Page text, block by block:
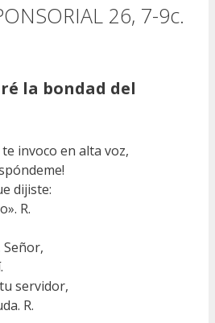
26, 7-9c.
la bondad del
te invoco en alta voz,
dijiste:
R.
servidor,
R.